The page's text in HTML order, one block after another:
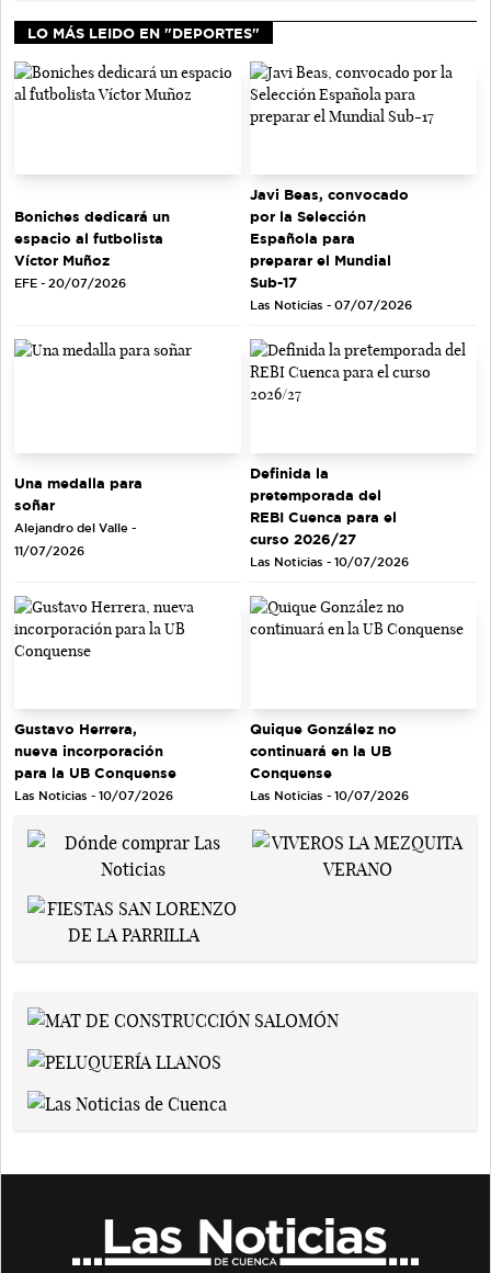
LO MÁS LEIDO EN "DEPORTES"
Boniches dedicará un
espacio al futbolista
Víctor Muñoz
EFE - 20/07/2026
Javi Beas, convocado
por la Selección
Española para
preparar el Mundial
Sub-17
Las Noticias - 07/07/2026
Una medalla para
soñar
Alejandro del Valle -
11/07/2026
Definida la
pretemporada del
REBI Cuenca para el
curso 2026/27
Las Noticias - 10/07/2026
Gustavo Herrera,
nueva incorporación
para la UB Conquense
Las Noticias - 10/07/2026
Quique González no
continuará en la UB
Conquense
Las Noticias - 10/07/2026